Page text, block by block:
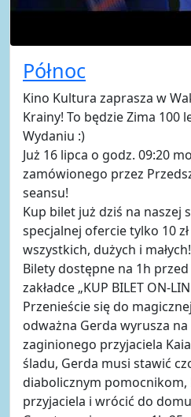
Północ
Kino Kultura zaprasza w
Krainy! To będzie Zima 100
Wydaniu :)
Już 16 lipca o godz. 09:20
zamówionego przez
seansu!
Kup bilet już dziś na naszej
specjalnej ofercie tylko 10
wszystkich, dużych i małych!
Bilety dostępne na 1h
zakładce „KUP BILET ON-
Przenieście się do
odważna Gerda wyrusza
zaginionego przyjaciela
śladu, Gerda musi stawić
diabolicznym pomocnikom,
przyjaciela i wrócić do